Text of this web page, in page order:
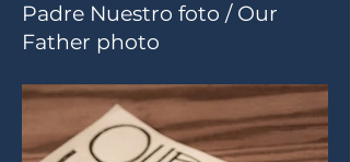
Padre Nuestro foto / Our
Father photo